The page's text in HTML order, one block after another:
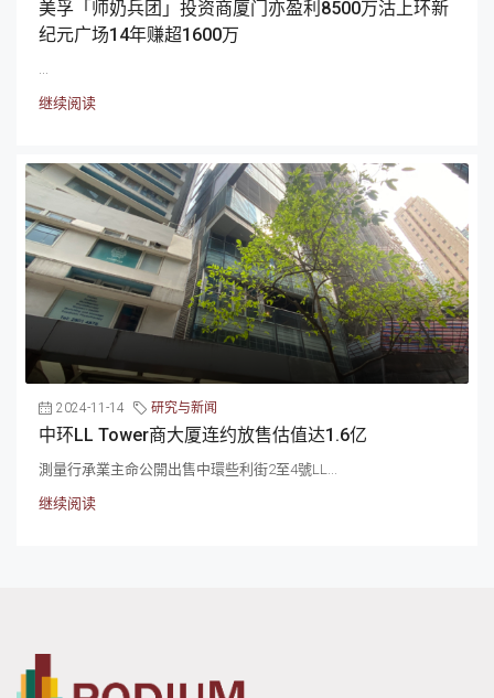
美孚「师奶兵团」投资商厦门亦盈利8500万沽上环新
纪元广场14年赚超1600万
继续阅读
2024-11-14 研究与新闻
中环LL Tower商大厦连约放售估值达1.6亿
測量行承業主命公開出售中環些利街2至4號LL...
继续阅读